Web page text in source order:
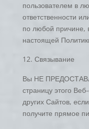
пользователем в
ответственности
по любой причине,
настоящей
Связывание
Вы НЕ
страницу этого
других Сайтов,
получите прямое